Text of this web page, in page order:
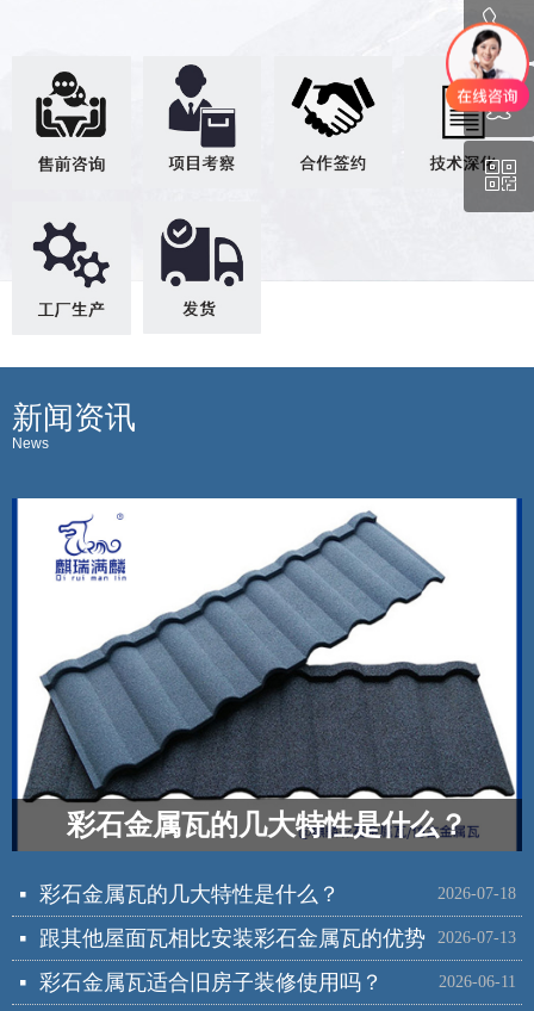
彩石金属瓦的几大特性是什么？
新闻资讯
News
2026-07-18
넷 彩石金属瓦的几大特性是什么？
2026-07-13
넷 跟其他屋面瓦相比安装彩石金属瓦的优势
2026-06-11
넷 彩石金属瓦适合旧房子装修使用吗？
回到顶部
ꂅ
130-1131-0692
ꁗ
QQꀥ